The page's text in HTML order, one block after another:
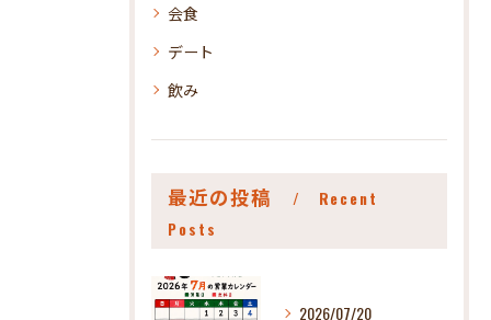
会食
デート
飲み
最近の投稿
Recent
Posts
2026/07/20